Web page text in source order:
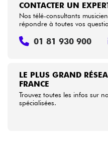
LE PLUS GRAND
FRANCE
Trouvez toutes les infos sur
spécialisées.
CONTACTER UN
Nos télé-consultants
répondre à toutes vos
01 81 930 900